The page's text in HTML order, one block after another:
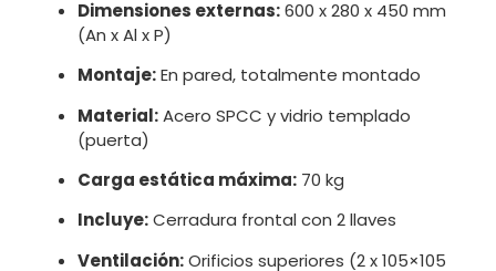
Dimensiones externas:600 x 280 x 450 mm
(An x Al x P)
Montaje:En pared, totalmente montado
Material:Acero SPCC y vidrio templado
(puerta)
Carga estática máxima: 70 kg
Incluye:Cerradura frontal con 2 llaves
Ventilación:Orificios superiores (2 x 105×105